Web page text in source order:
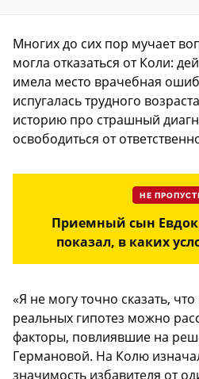
Многих до сих пор мучает
могла отказаться от Коли:
имела место врачебная
испугалась трудного
историю про страшный
освободиться от
НЕ
Приемный сын
показал, в каких
«Я не могу точно сказать,
реальных гипотез можно
факторы, повлиявшие на
Германовой. На Колю
значимость избавителя от